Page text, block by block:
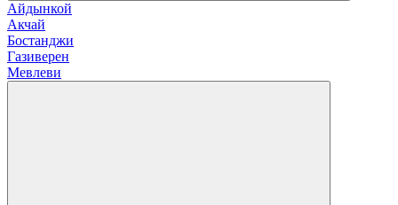
Айдынкой
Акчай
Бостанджи
Газиверен
Мевлеви